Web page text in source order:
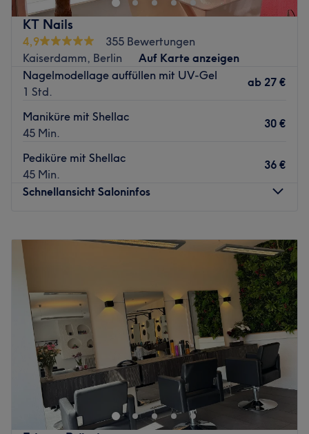
KT Nails
4,9
355 Bewertungen
Kaiserdamm, Berlin
Auf Karte anzeigen
Nagelmodellage auffüllen mit UV-Gel
1 Std.
ab 27 €
Maniküre mit Shellac
45 Min.
30 €
Pediküre mit Shellac
45 Min.
36 €
Schnellansicht Saloninfos
09:30–20:00
09:30– 20:00
–20:00
Freitag
09:30 –20:00
Samstag
09:30
18:00
Sonntag
Geschlossen
Im professionellen Studio KT Nails in Berlin-Westend
kannst du dich zurücklehnen und die Experten
verschönern deine Hände und Füße mit einer großen
Auswahl an langanhaltenden Lacken, Nagelmodellagen
und Designs.